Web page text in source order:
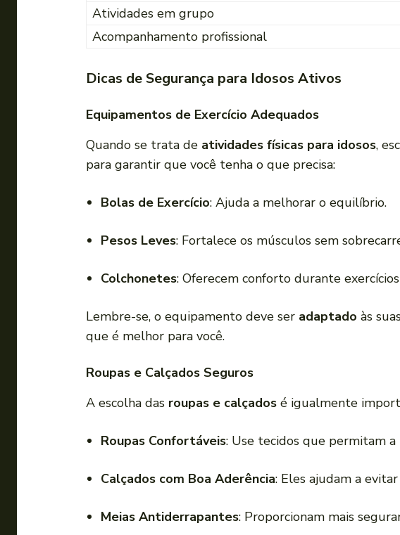
Atividades em grupo
Acompanhamento profissional
Dicas de Segurança para Idosos Ativos
Equipamentos de Exercício Adequados
Quando se trata de atividades físicas para idosos,
para garantir que você tenha o que precisa:
Bolas de Exercício: Ajuda a melhorar o equilíbrio.
Pesos Leves: Fortalece os músculos sem
Colchonetes: Oferecem conforto durante
Lembre-se, o equipamento deve ser adaptado às
que é melhor para você.
Roupas e Calçados Seguros
A escolha das roupas e calçados é igualmente
Roupas Confortáveis: Use tecidos que permitam a
Calçados com Boa Aderência: Eles ajudam a
Meias Antiderrapantes: Proporcionam mais